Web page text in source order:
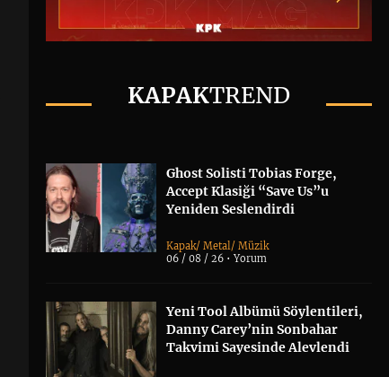
KAPAKTREND
Ghost Solisti Tobias Forge,
Accept Klasiği “Save Us”u
Yeniden Seslendirdi
Kapak/Metal/Müzik
06 / 08 / 26 •Yorum
Yeni Tool Albümü Söylentileri,
Danny Carey’nin Sonbahar
Takvimi Sayesinde Alevlendi